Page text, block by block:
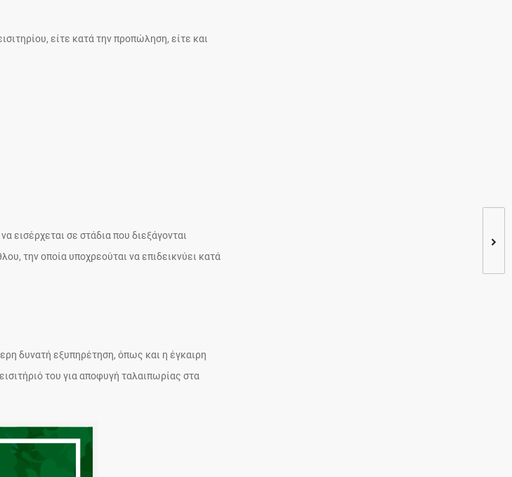
είτε κατά την προπώληση, είτε και
εισέρχεται σε στάδια που διεξάγονται
την οποία υποχρεούται να επιδεικνύει κατά
δυνατή εξυπηρέτηση, όπως και η έγκαιρη
του για αποφυγή ταλαιπωρίας στα